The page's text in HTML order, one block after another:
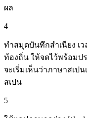
ผล
4
ทำสมุดบันทึกสำเนียง เ
ท้องถิ่น ให้จดไว้พร้อมป
จะเริ่มเห็นว่าภาษาสเป
สเปน
5